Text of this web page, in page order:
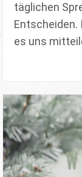
täglichen
Entscheiden.
es uns